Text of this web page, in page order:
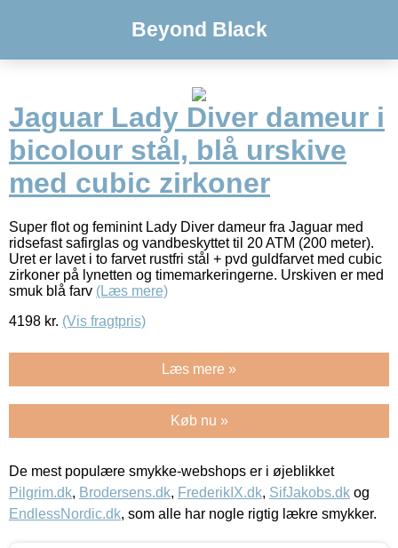
Beyond Black
Jaguar Lady Diver dameur i
bicolour stål, blå urskive
med cubic zirkoner
Super flot og feminint Lady Diver dameur fra Jaguar med
ridsefast safirglas og vandbeskyttet til 20 ATM (200 meter).
Uret er lavet i to farvet rustfri stål + pvd guldfarvet med cubic
zirkoner på lynetten og timemarkeringerne. Urskiven er med
smuk blå farv (Læs mere)
4198 kr. (Vis fragtpris)
Læs mere »
Køb nu »
De mest populære smykke-webshops er i øjeblikket
Pilgrim.dk, Brodersens.dk, FrederikIX.dk, SifJakobs.dk og
EndlessNordic.dk, som alle har nogle rigtig lækre smykker.